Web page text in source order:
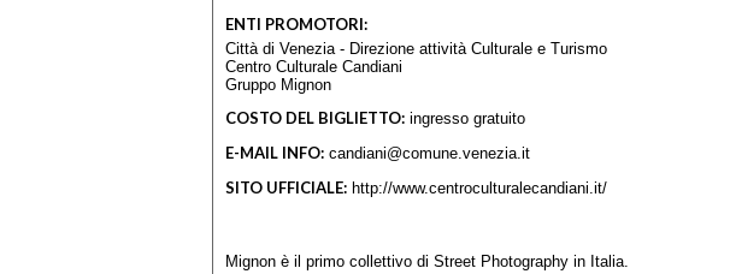
ENTI PROMOTORI:
Città di Venezia - Direzione attività Culturale e Turismo
Centro Culturale Candiani
Gruppo Mignon
COSTO DEL BIGLIETTO: ingresso gratuito
E-MAIL INFO: candiani@comune.venezia.it
SITO UFFICIALE: http://www.centroculturalecandiani.it/
Mignon è il primo collettivo di Street Photography in Italia.